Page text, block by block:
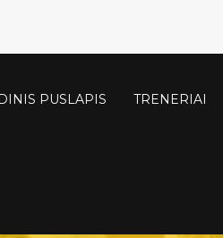
PUSLAPIS TRENERIAI